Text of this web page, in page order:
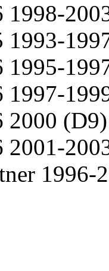
1998-
1993-
1995-
1997-
2000 (D9)
2001-
1996-